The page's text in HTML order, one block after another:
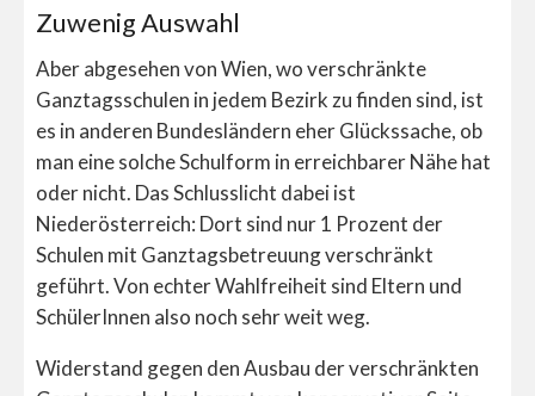
Zuwenig Auswahl
Aber abgesehen von Wien, wo verschränkte
Ganztagsschulen in jedem Bezirk zu finden sind, ist
es in anderen Bundesländern eher Glückssache, ob
man eine solche Schulform in erreichbarer Nähe hat
oder nicht. Das Schlusslicht dabei ist
Niederösterreich: Dort sind nur 1 Prozent der
Schulen mit Ganztagsbetreuung verschränkt
geführt. Von echter Wahlfreiheit sind Eltern und
SchülerInnen also noch sehr weit weg.
Widerstand gegen den Ausbau der verschränkten